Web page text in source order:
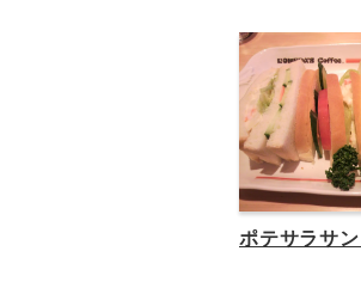
ポテサラサ